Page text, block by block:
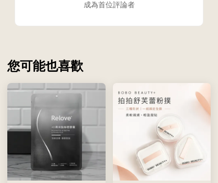
成為首位評論者
您可能也喜歡